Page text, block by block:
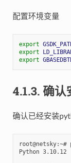
配置环境变量
export
export
export
4.1.3. 确认
确认已经安装
Python 3.10.12